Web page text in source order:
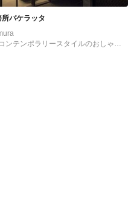
バケラッタ
ンテンポラリースタイルのおしゃれ